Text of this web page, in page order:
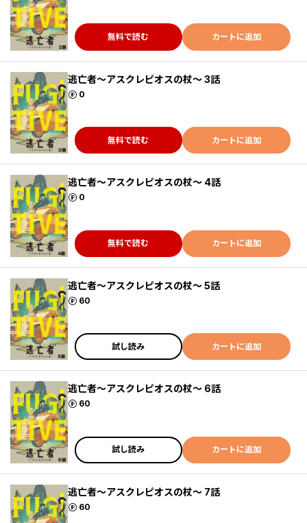
無料で読む カートに追加
逃亡者～アスクレピオスの杖～ 3話
0
ポイント
無料で読む カートに追加
逃亡者～アスクレピオスの杖～ 4話
0
ポイント
無料で読む カートに追加
逃亡者～アスクレピオスの杖～ 5話
60
ポイント
試し読み カートに追加
逃亡者～アスクレピオスの杖～ 6話
60
ポイント
試し読み カートに追加
逃亡者～アスクレピオスの杖～ 7話
60
ポイント